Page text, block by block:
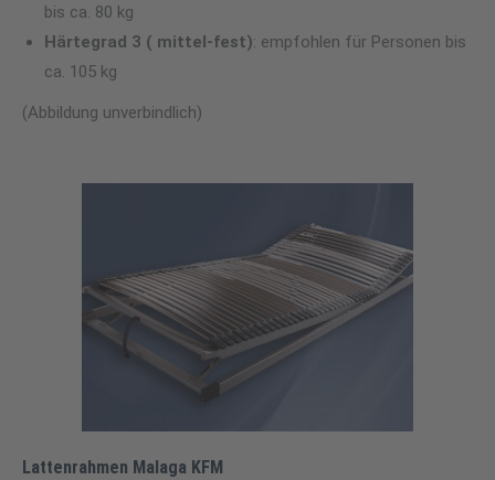
bis ca. 80 kg
Härtegrad 3 ( mittel-fest): empfohlen für Personen bis
ca. 105 kg
(Abbildung unverbindlich)
Lattenrahmen Malaga KFM